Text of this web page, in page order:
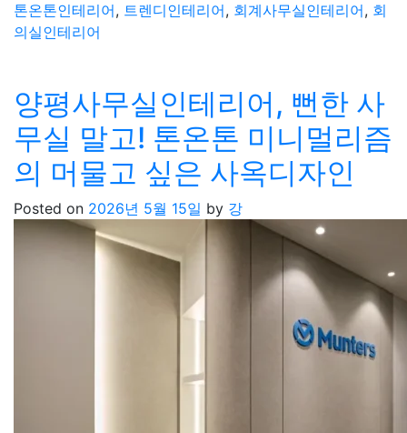
톤온톤인테리어, 트렌디인테리어, 회계사무실인테리어, 회
의실인테리어
양평사무실인테리어, 뻔한 사
무실 말고! 톤온톤 미니멀리즘
의 머물고 싶은 사옥디자인
Posted on 2026년 5월 15일 by 강